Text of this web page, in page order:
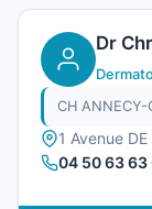
Dr
CH ANNECY-
1 Avenue
04 50 63 63